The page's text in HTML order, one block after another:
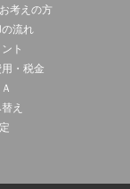
考えの方
流れ
ト
・税金
え